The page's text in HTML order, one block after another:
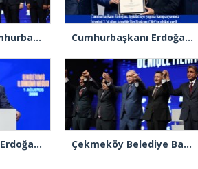
Kasımpaşalı Cumhurbaşkanı Erdoğan’dan İstanbul üye birincisi Beyoğlu İlçe Başkanı Kasım Fırat’a plaket Cumhurbaşkanı Erdoğan 2.’cilik plaketi verdiği Burak Çifci’den Ataşehir seçimlerini kazanma sözünü aldı
Cumhurbaşkanı Erdoğan: “Türkiye’nin açık ara birinci partisiyiz” Çekmeköy Belediye Başkanı Orhan Çerkez AK Parti’ye katıldı